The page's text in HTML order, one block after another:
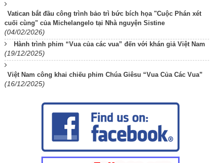
Vatican bắt đầu công trình bảo trì bức bích họa "Cuộc Phán xét
cuối cùng" của Michelangelo tại Nhà nguyện Sistine
(04/02/2026)
Hành trình phim “Vua của các vua” đến với khán giả Việt Nam
(19/12/2025)
Việt Nam công khai chiếu phim Chúa Giêsu “Vua Của Các Vua”
(16/12/2025)